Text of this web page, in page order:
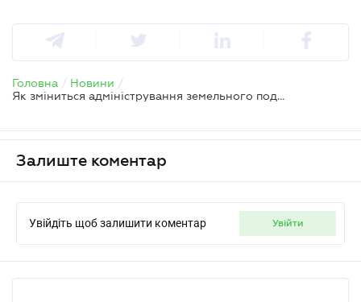
Головна / Новини /
Як зміниться адміністрування земельного податку у 2019 році
Залиште коментар
Увійдіть щоб залишити коментар увійти